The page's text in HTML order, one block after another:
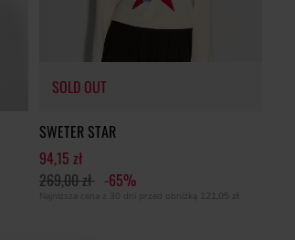
SOLD OUT
SOLD OUT
SWETER STAR
94,15 zł
269,00 zł -65%
Najniższa cena z 30 dni przed obniżką 121,05 zł